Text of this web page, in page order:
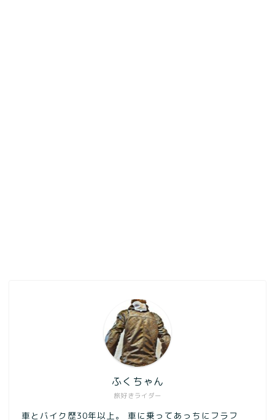
旅好きライダー
ふくちゃん
車とバイク歴30年以上。 車に乗ってあっちにフラフ